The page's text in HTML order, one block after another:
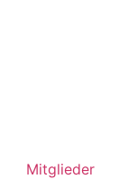
Mitglieder